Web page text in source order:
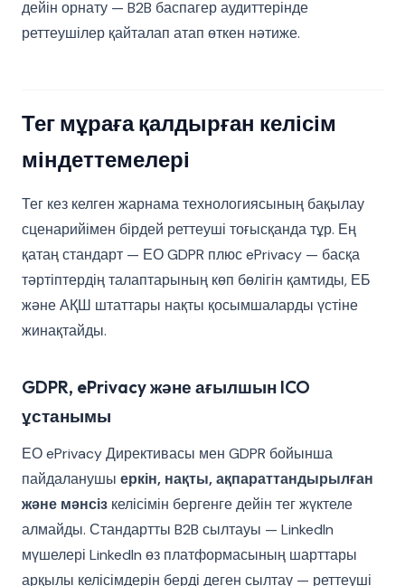
дейін орнату — B2B баспагер аудиттерінде
реттеушілер қайталап атап өткен нәтиже.
Тег мұраға қалдырған келісім
міндеттемелері
Тег кез келген жарнама технологиясының бақылау
сценарийімен бірдей реттеуші тоғысқанда тұр. Ең
қатаң стандарт — ЕО GDPR плюс ePrivacy — басқа
тәртіптердің талаптарының көп бөлігін қамтиды, ЕБ
және АҚШ штаттары нақты қосымшаларды үстіне
жинақтайды.
GDPR, ePrivacy және ағылшын ICO
ұстанымы
ЕО ePrivacy Директивасы мен GDPR бойынша
пайдаланушы еркін, нақты, ақпараттандырылған
және мәнсіз келісімін бергенге дейін тег жүктеле
алмайды. Стандартты B2B сылтауы — LinkedIn
мүшелері LinkedIn өз платформасының шарттары
арқылы келісімдерін берді деген сылтау — реттеуші